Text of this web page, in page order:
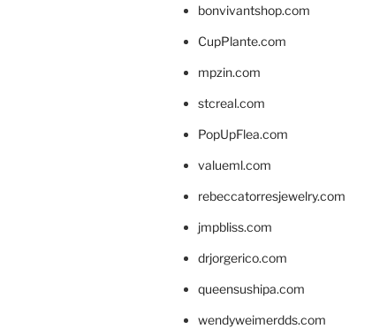
bonvivantshop.com
CupPlante.com
mpzin.com
stcreal.com
PopUpFlea.com
valueml.com
rebeccatorresjewelry.com
jmpbliss.com
drjorgerico.com
queensushipa.com
wendyweimerdds.com